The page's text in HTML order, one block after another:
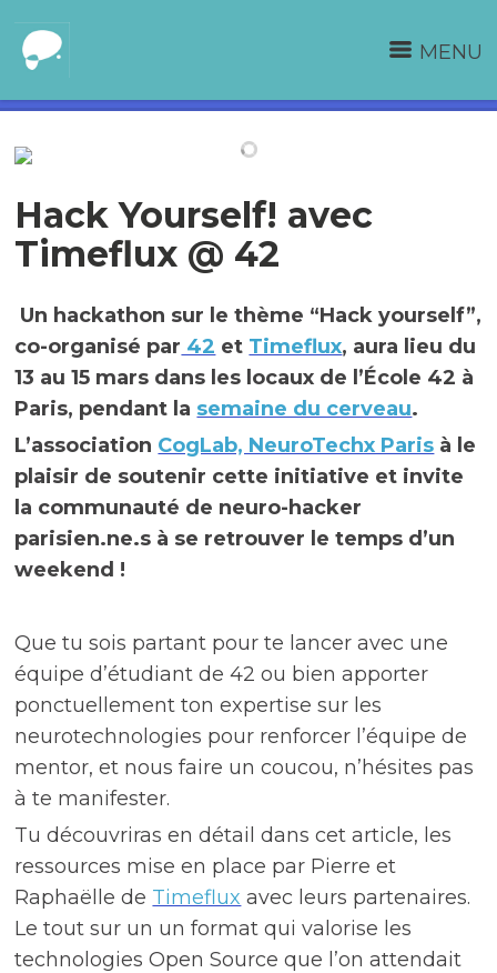
MENU
Hack Yourself! avec
Timeflux @ 42
Un hackathon sur le thème “Hack yourself”,
co-organisé par 42 et Timeflux, aura lieu du
13 au 15 mars dans les locaux de l’École 42 à
Paris, pendant la semaine du cerveau.
L’association CogLab, NeuroTechx Paris à le
plaisir de soutenir cette initiative et invite
la communauté de neuro-hacker
parisien.ne.s à se retrouver le temps d’un
weekend !
Que tu sois partant pour te lancer avec une
équipe d’étudiant de 42 ou bien apporter
ponctuellement ton expertise sur les
neurotechnologies pour renforcer l’équipe de
mentor, et nous faire un coucou, n’hésites pas
à te manifester.
Tu découvriras en détail dans cet article, les
ressources mise en place par Pierre et
Raphaëlle de Timeflux avec leurs partenaires.
Le tout sur un un format qui valorise les
technologies Open Source que l’on attendait